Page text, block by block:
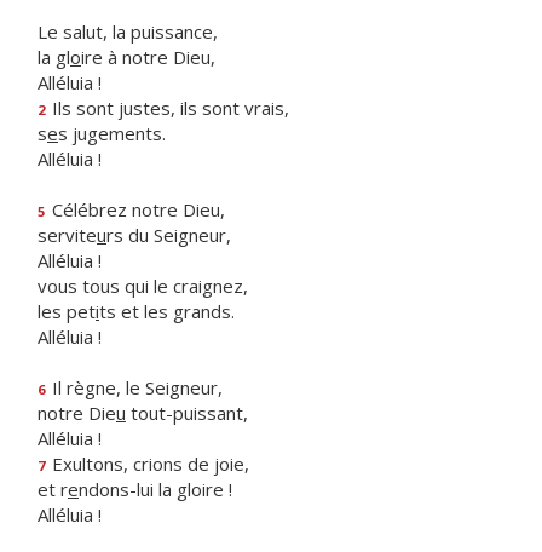
Le salut, la puissance,
la gloire à notre Dieu,
Alléluia !
2 Ils sont justes, ils sont vrais,
ses jugements.
Alléluia !
5 Célébrez notre Dieu,
serviteurs du Seigneur,
Alléluia !
vous tous qui le craignez,
les petits et les grands.
Alléluia !
6 Il règne, le Seigneur,
notre Dieu tout-puissant,
Alléluia !
7 Exultons, crions de joie,
et rendons-lui la gloire !
Alléluia !